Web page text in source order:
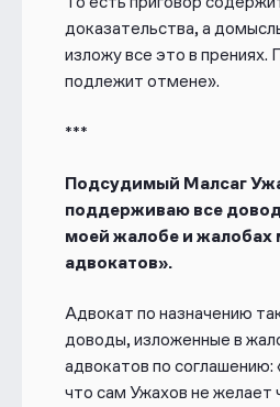
доказательства, а
изложу все это в прениях.
подлежит отмене».
***
Подсудимый Малсаг
поддерживаю все
моей жалобе и жалобах
адвокатов».
Адвокат по назначению
доводы, изложенные в
адвокатов по соглашению:
что сам Ужахов не желает